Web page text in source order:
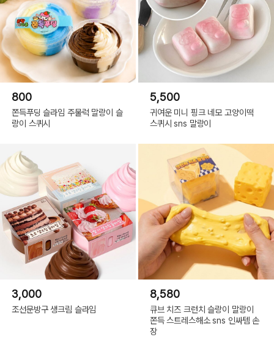
800
쫀득푸딩 슬라임 주물럭 말랑이 슬
랑이 스퀴시
5,500
귀여운 미니 핑크 네모 고양이떡
스퀴시 sns 말랑이
3,000
조선문방구 생크림 슬라임
8,580
큐브 치즈 크런치 슬랑이 말랑이
쫀득 스트레스해소 sns 인싸템 손
장